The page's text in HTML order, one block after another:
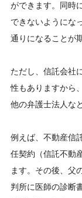
ができます。同時
できないようにな
通りになることが
ただし、信託会社
性もありますから
他の弁護士法人な
例えば、不動産信
任契約（信託不動
ます。その後、父
判所に医師の診断